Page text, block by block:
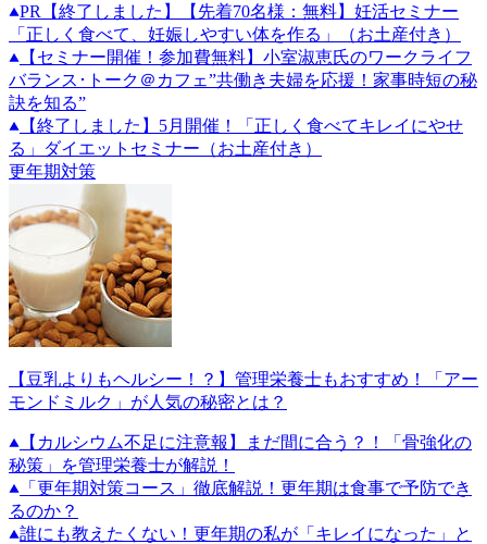
PR
【終了しました】【先着70名様：無料】妊活セミナー
「正しく食べて、妊娠しやすい体を作る」（お土産付き）
【セミナー開催！参加費無料】小室淑恵氏のワークライフ
バランス･トーク＠カフェ”共働き夫婦を応援！家事時短の秘
訣を知る”
【終了しました】5月開催！「正しく食べてキレイにやせ
る」ダイエットセミナー（お土産付き）
更年期対策
【豆乳よりもヘルシー！？】管理栄養士もおすすめ！「アー
モンドミルク」が人気の秘密とは？
【カルシウム不足に注意報】まだ間に合う？！「骨強化の
秘策」を管理栄養士が解説！
「更年期対策コース」徹底解説！更年期は食事で予防でき
るのか？
誰にも教えたくない！更年期の私が「キレイになった」と